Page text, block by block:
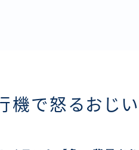
機で怒るおじ